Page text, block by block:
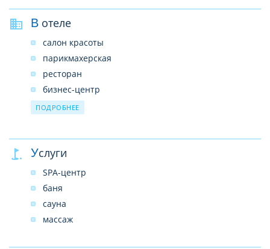
В отеле
салон красоты
парикмахерская
ресторан
бизнес-центр
конференц-зал
открытый бассейн
сейф
прачечная
химчистка
обмен валюты
ПОДРОБНЕЕ
Услуги
SPA-центр
баня
сауна
массаж